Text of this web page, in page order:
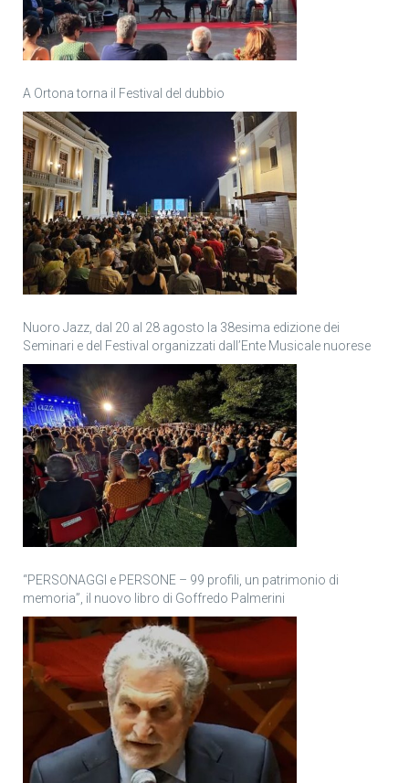
A Ortona torna il Festival del dubbio
Nuoro Jazz, dal 20 al 28 agosto la 38esima edizione dei
Seminari e del Festival organizzati dall’Ente Musicale nuorese
“PERSONAGGI e PERSONE – 99 profili, un patrimonio di
memoria”, il nuovo libro di Goffredo Palmerini